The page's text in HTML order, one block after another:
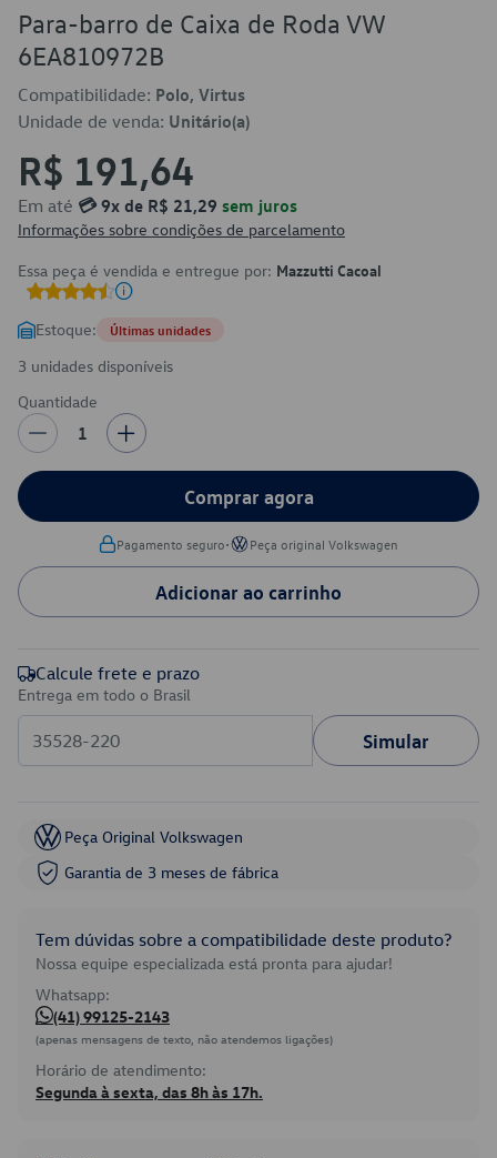
Para-barro de Caixa de Roda VW
6EA810972B
Compatibilidade: Polo, Virtus
Unidade de venda: Unitário(a)
R$ 191,64
Em até 💳 9x de R$ 21,29 sem juros
Informações sobre condições de parcelamento
Essa peça é vendida e entregue por: Mazzutti Cacoal
Estoque: Últimas unidades
3 unidades disponíveis
Quantidade
1
Comprar agora
Pagamento seguro• Peça original Volkswagen
Adicionar ao carrinho
Calcule frete e prazo
Entrega em todo o Brasil
Simular
Peça Original Volkswagen
Garantia de 3 meses de fábrica
Tem dúvidas sobre a compatibilidade deste produto?
Nossa equipe especializada está pronta para ajudar!
Whatsapp:
(41) 99125-2143
(apenas mensagens de texto, não atendemos ligações)
Horário de atendimento:
Segunda à sexta, das 8h às 17h.